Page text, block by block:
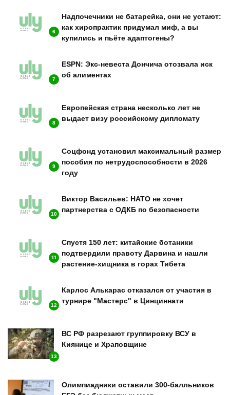
6
Надпочечники не батарейка, они не устают:
как хиропрактик придумал миф, а вы
купились и пьёте адаптогены?
7
ESPN: Экс-невеста Дончича отозвала иск
об алиментах
8
Европейская страна несколько лет не
выдает визу российскому дипломату
9
Соцфонд установил максимальный размер
пособия по нетрудоспособности в 2026
году
10
Виктор Васильев: НАТО не хочет
партнерства с ОДКБ по безопасности
11
Спустя 150 лет: китайские ботаники
подтвердили правоту Дарвина и нашли
растение-хищника в горах Тибета
12
Карлос Алькарас отказался от участия в
турнире "Мастерс" в Цинциннати
13
ВС РФ разрезают группировку ВСУ в
Киянице и Храповщине
Олимпиадники оставили 300-балльников